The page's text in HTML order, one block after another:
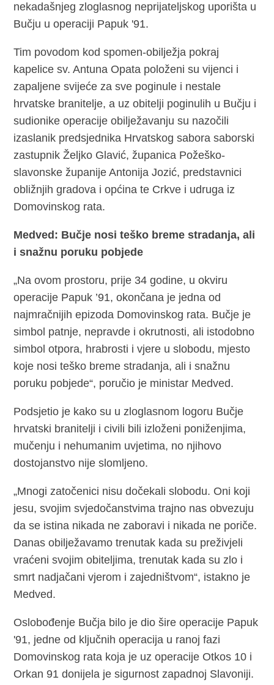
nekadašnjeg zloglasnog neprijateljskog uporišta u
Bučju u operaciji Papuk '91.
Tim povodom kod spomen-obilježja pokraj
kapelice sv. Antuna Opata položeni su vijenci i
zapaljene svijeće za sve poginule i nestale
hrvatske branitelje, a uz obitelji poginulih u Bučju i
sudionike operacije obilježavanju su nazočili
izaslanik predsjednika Hrvatskog sabora saborski
zastupnik Željko Glavić, županica Požeško-
slavonske županije Antonija Jozić, predstavnici
obližnjih gradova i općina te Crkve i udruga iz
Domovinskog rata.
Medved: Bučje nosi teško breme stradanja, ali
i snažnu poruku pobjede
„Na ovom prostoru, prije 34 godine, u okviru
operacije Papuk ’91, okončana je jedna od
najmračnijih epizoda Domovinskog rata. Bučje je
simbol patnje, nepravde i okrutnosti, ali istodobno
simbol otpora, hrabrosti i vjere u slobodu, mjesto
koje nosi teško breme stradanja, ali i snažnu
poruku pobjede“, poručio je ministar Medved.
Podsjetio je kako su u zloglasnom logoru Bučje
hrvatski branitelji i civili bili izloženi poniženjima,
mučenju i nehumanim uvjetima, no njihovo
dostojanstvo nije slomljeno.
„Mnogi zatočenici nisu dočekali slobodu. Oni koji
jesu, svojim svjedočanstvima trajno nas obvezuju
da se istina nikada ne zaboravi i nikada ne poriče.
Danas obilježavamo trenutak kada su preživjeli
vraćeni svojim obiteljima, trenutak kada su zlo i
smrt nadjačani vjerom i zajedništvom“, istakno je
Medved.
Oslobođenje Bučja bilo je dio šire operacije Papuk
'91, jedne od ključnih operacija u ranoj fazi
Domovinskog rata koja je uz operacije Otkos 10 i
Orkan 91 donijela je sigurnost zapadnoj Slavoniji.